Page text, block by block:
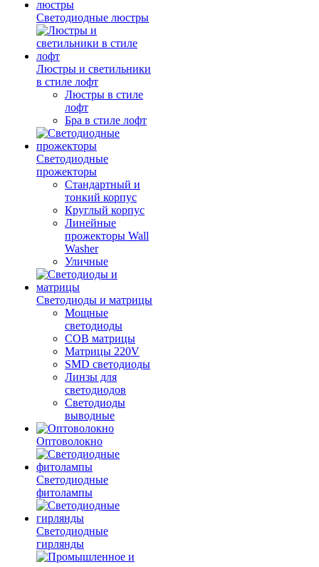
Светодиодные люстры
Люстры и светильники
в стиле лофт
Люстры в стиле
лофт
Бра в стиле лофт
Светодиодные
прожекторы
Стандартный и
тонкий корпус
Круглый корпус
Линейные
прожекторы Wall
Washer
Уличные
Светодиоды и матрицы
Мощные
светодиоды
COB матрицы
Матрицы 220V
SMD светодиоды
Линзы для
светодиодов
Светодиоды
выводные
Оптоволокно
Светодиодные
фитолампы
Светодиодные
гирлянды